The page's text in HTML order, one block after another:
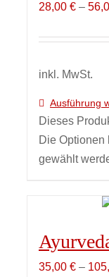
28,00 € –
inkl. MwSt.
Ausführung
Dieses
Die Optionen
gewählt
35,00 € –